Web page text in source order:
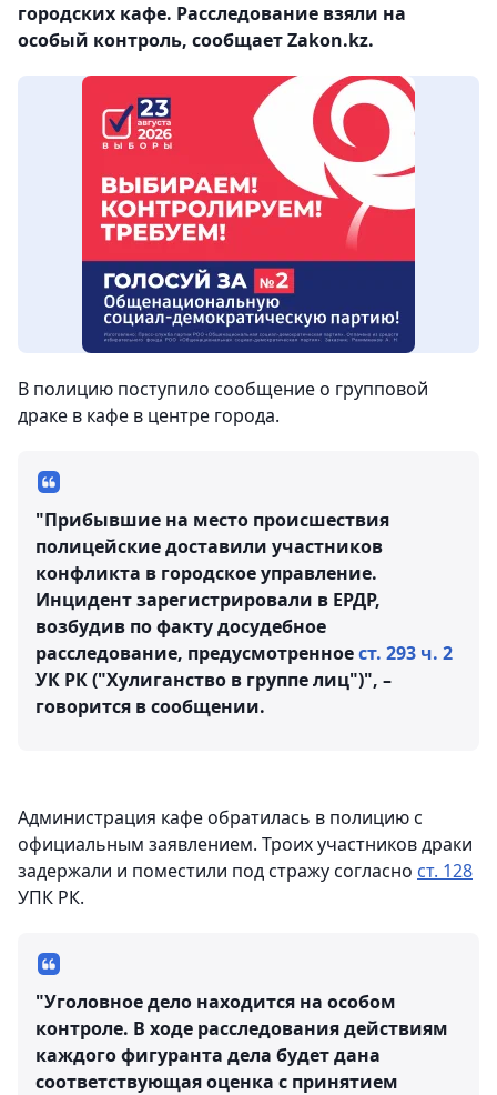
городских кафе. Расследование взяли на
особый контроль, сообщает Zakon.kz.
В полицию поступило сообщение о групповой
драке в кафе в центре города.
"Прибывшие на место происшествия
полицейские доставили участников
конфликта в городское управление.
Инцидент зарегистрировали в ЕРДР,
возбудив по факту досудебное
расследование, предусмотренноест. 293 ч. 2
УК РК ("Хулиганство в группе лиц")", –
говорится в сообщении.
Администрация кафе обратилась в полицию с
официальным заявлением. Троих участников драки
задержали и поместили под стражу согласно ст. 128
УПК РК.
"Уголовное дело находится на особом
контроле. В ходе расследования действиям
каждого фигуранта дела будет дана
соответствующая оценка с принятием